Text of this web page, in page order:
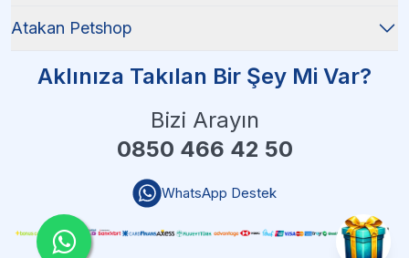
Atakan Petshop
Aklınıza Takılan Bir Şey Mi Var?
Bizi Arayın
0850 466 42 50
WhatsApp Destek